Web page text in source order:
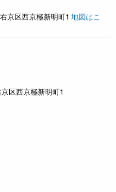
京区西京極新明町1 地図はこ
区西京極新明町1